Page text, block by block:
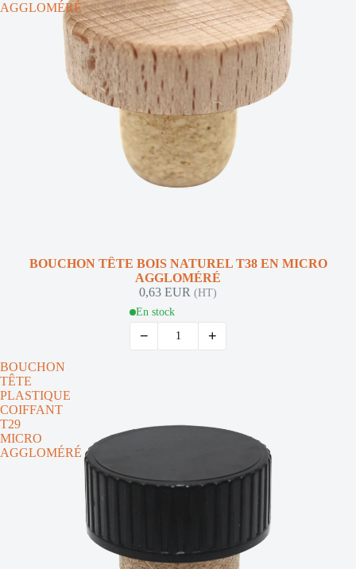
AGGLOMÉRÉ
BOUCHON TÊTE BOIS NATUREL T38 EN MICRO
AGGLOMÉRÉ
0,63 EUR (HT)
En stock
− +
BOUCHON
TÊTE
PLASTIQUE
COIFFANT
T29
MICRO
AGGLOMÉRÉ